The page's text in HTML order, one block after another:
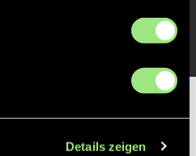
Details zeigen